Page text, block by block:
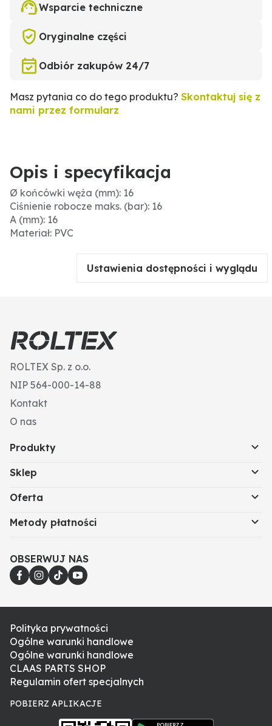
Wsparcie techniczne
Oryginalne części
Odbiór zakupów 24/7
Masz pytania co do tego produktu? Skontaktuj się z
nami przez formularz
Opis i specyfikacja
Ø końcówki węża (mm): 16
Ciśnienie robocze maks. (bar): 16
A (mm): 16
Materiał: PVC
Ustawienia dostępności i wyglądu
ROLTEX Sp. z o.o.
NIP 564-000-14-88
Kontakt
O nas
Produkty
Sklep
Oferta
Metody płatności
OBSERWUJ NAS
Polityka prywatności
Ogólne warunki handlowe
Ogólne warunki handlowe
CLAAS PARTS SHOP
Regulamin ofert specjalnych
POBIERZ APLIKACJE